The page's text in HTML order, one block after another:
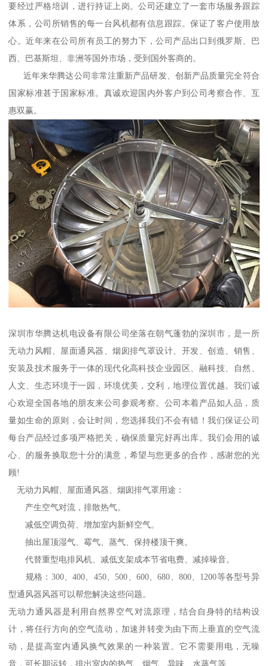
要经过严格培训，进行持证上岗。公司还建立了一套市场服务跟踪
体系，公司所销售的每一台风机都有信息跟踪。保证了客户使用放
心。近年来在公司所有员工的努力下，公司产品出口到俄罗斯、巴
西、巴基斯坦、非洲等国外市场，受到国外客商的。
近年来华腾达公司非常注重新产品研发、创新产品质量完全符合
国家标准甚于国家标准。真诚欢迎国内外客户到公司考察合作、互
惠双赢。
深圳市华腾达机电设备有限公司坐落在朝气蓬勃的深圳市，是一所
无动力风帽、屋面通风器、烟囱排气罩设计、开发、创造、销售、
安装及技术服务于一体的现代化高科技企业园区、融科技、自然、
人文、生态环境于一园，环境优美，交利，地理位置优越。我们诚
心欢迎全国各地的朋友来公司参观考察。公司本着产品如人品，质
量如生命的原则，会让时间，您选择我们不会有错！我们保证公司
每台产品经过多项严格把关，确保质量完好再出库。我们会用的诚
心、的服务换取您十分的满意，希望与您更多的合作，感谢您的光
顾!
无动力风帽、屋面通风器、烟囱排气罩用途：
产生空气对流，排散热气。
减低空调负荷、增加室内新鲜空气。
抽出屋顶湿气、霉气、蒸气、保持楼顶干爽。
代替重型电排风机、减低支架成本节省电费、减掉噪音。
规格：300、400、450、500、600、680、800、1200等各型号异
型通风器风器可以帮您解决这些问题。
无动力通风器是利用自然界空气对流原理，结合自身特的结构设
计，将任行方向的空气流动，加速并转变为由下而上垂直的空气流
动，是提高室内通风换气效果的一种装置。它不需要用电，无噪
音，可长期运转，排出室内的热气、烟气、异味、水蒸气等